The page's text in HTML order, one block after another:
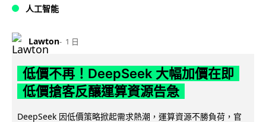
人工智能
Lawton 1 日
低價不再！DeepSeek 大幅加價在即
低價搶客反釀運算資源告急
DeepSeek 因低價策略掀起需求熱潮，運算資源不勝負荷，官